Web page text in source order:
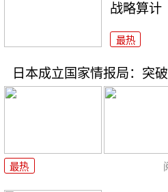
战略算计
最热
日本成立国家情报局：突
最热